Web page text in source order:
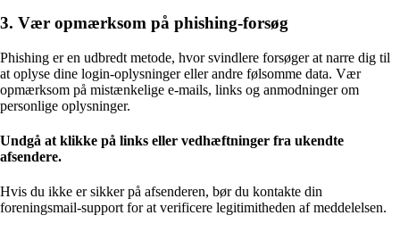
3. Vær opmærksom på phishing-forsøg
Phishing er en udbredt metode, hvor svindlere forsøger at narre dig til
at oplyse dine login-oplysninger eller andre følsomme data. Vær
opmærksom på mistænkelige e-mails, links og anmodninger om
personlige oplysninger.
Undgå at klikke på links eller vedhæftninger fra ukendte
afsendere.
Hvis du ikke er sikker på afsenderen, bør du kontakte din
foreningsmail-support for at verificere legitimitheden af meddelelsen.